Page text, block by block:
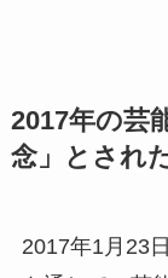
2017年の芸
念」とされ
2017年1月23